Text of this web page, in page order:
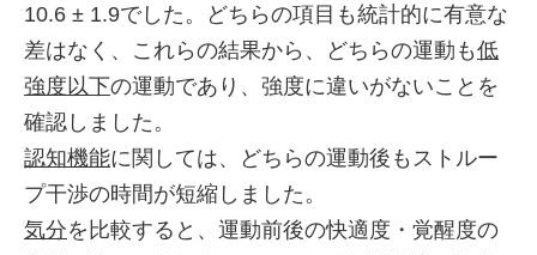
10.6 ± 1.9でした。どちらの項目も統計的に有意な
差はなく、これらの結果から、どちらの運動も低
強度以下の運動であり、強度に違いがないことを
確認しました。
認知機能に関しては、どちらの運動後もストルー
プ干渉の時間が短縮しました。
気分を比較すると、運動前後の快適度・覚醒度の